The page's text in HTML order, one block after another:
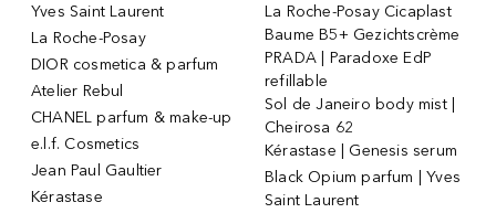
Yves Saint Laurent
La Roche-Posay
DIOR cosmetica & parfum
Atelier Rebul
CHANEL parfum & make-up
e.l.f. Cosmetics
Jean Paul Gaultier
Kérastase
La Roche-Posay Cicaplast
Baume B5+ Gezichtscrème
PRADA | Paradoxe EdP
refillable
Sol de Janeiro body mist |
Cheirosa 62
Kérastase | Genesis serum
Black Opium parfum | Yves
Saint Laurent